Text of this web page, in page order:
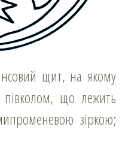
півколом, що лежить
зіркою;